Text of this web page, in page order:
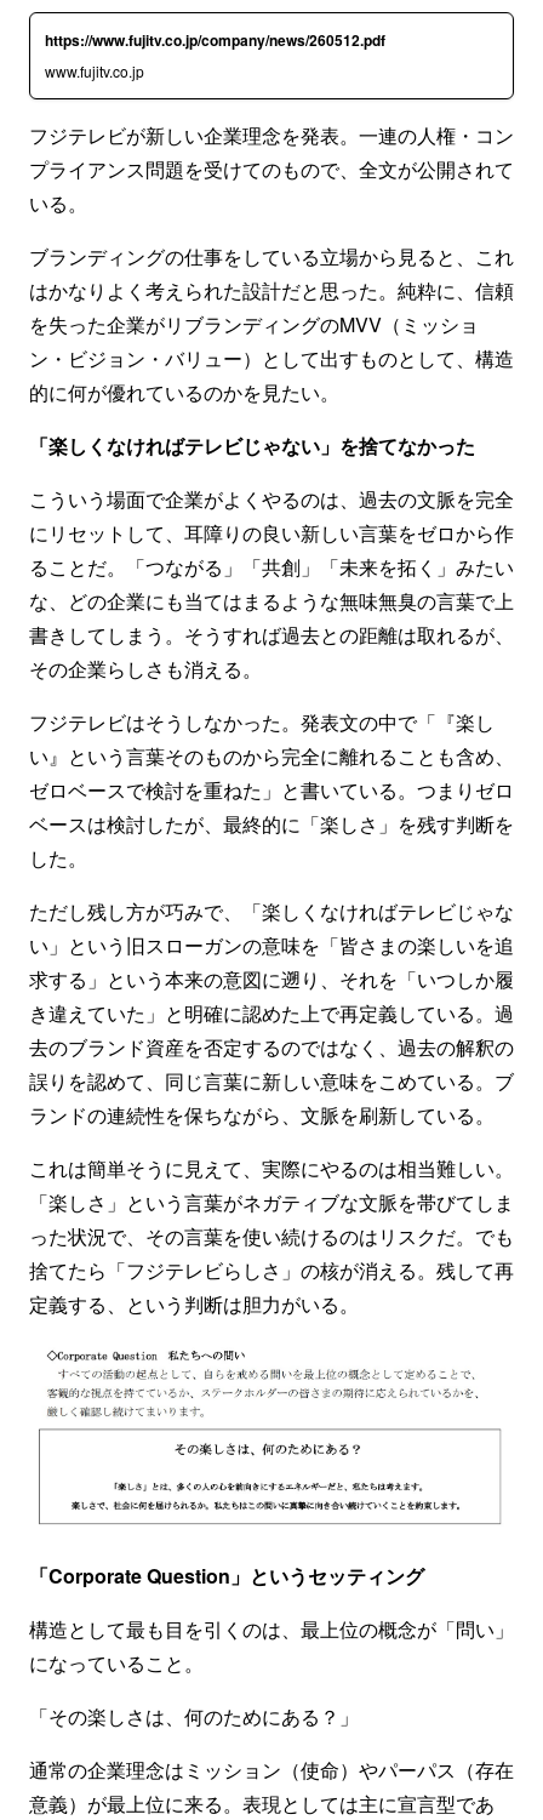
https://www.fujitv.co.jp/company/news/260512.pdf
www.fujitv.co.jp
フジテレビが新しい企業理念を発表。一連の人権・コン
プライアンス問題を受けてのもので、全文が公開されて
いる。
ブランディングの仕事をしている立場から見ると、これ
はかなりよく考えられた設計だと思った。純粋に、信頼
を失った企業がリブランディングのMVV（ミッショ
ン・ビジョン・バリュー）として出すものとして、構造
的に何が優れているのかを見たい。
「楽しくなければテレビじゃない」を捨てなかった
こういう場面で企業がよくやるのは、過去の文脈を完全
にリセットして、耳障りの良い新しい言葉をゼロから作
ることだ。「つながる」「共創」「未来を拓く」みたい
な、どの企業にも当てはまるような無味無臭の言葉で上
書きしてしまう。そうすれば過去との距離は取れるが、
その企業らしさも消える。
フジテレビはそうしなかった。発表文の中で「『楽し
い』という言葉そのものから完全に離れることも含め、
ゼロベースで検討を重ねた」と書いている。つまりゼロ
ベースは検討したが、最終的に「楽しさ」を残す判断を
した。
ただし残し方が巧みで、「楽しくなければテレビじゃな
い」という旧スローガンの意味を「皆さまの楽しいを追
求する」という本来の意図に遡り、それを「いつしか履
き違えていた」と明確に認めた上で再定義している。過
去のブランド資産を否定するのではなく、過去の解釈の
誤りを認めて、同じ言葉に新しい意味をこめている。ブ
ランドの連続性を保ちながら、文脈を刷新している。
これは簡単そうに見えて、実際にやるのは相当難しい。
「楽しさ」という言葉がネガティブな文脈を帯びてしま
った状況で、その言葉を使い続けるのはリスクだ。でも
捨てたら「フジテレビらしさ」の核が消える。残して再
定義する、という判断は胆力がいる。
「Corporate Question」というセッティング
構造として最も目を引くのは、最上位の概念が「問い」
になっていること。
「その楽しさは、何のためにある？」
通常の企業理念はミッション（使命）やパーパス（存在
意義）が最上位に来る。表現としては主に宣言型であ